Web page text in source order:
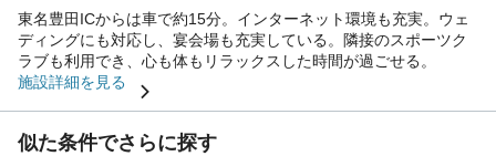
東名豊田ICからは車で約15分。インターネット環境も充実。ウェ
ディングにも対応し、宴会場も充実している。隣接のスポーツク
ラブも利用でき、心も体もリラックスした時間が過ごせる。
施設詳細を見る
似た条件でさらに探す